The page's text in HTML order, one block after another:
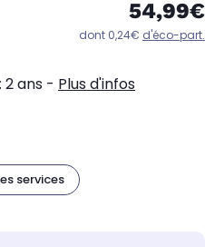
54,99€
dont 0,24€ d'éco-part.
2 ans - Plus d'infos
services